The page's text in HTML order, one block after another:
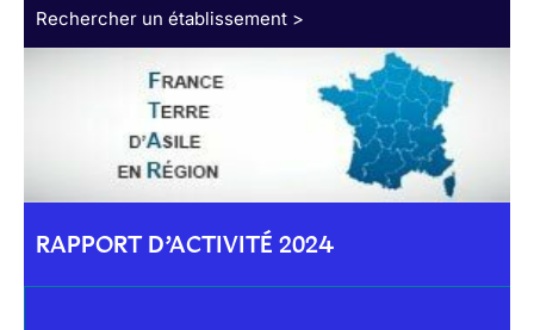
Rechercher un établissement >
RAPPORT D’ACTIVITÉ 2024